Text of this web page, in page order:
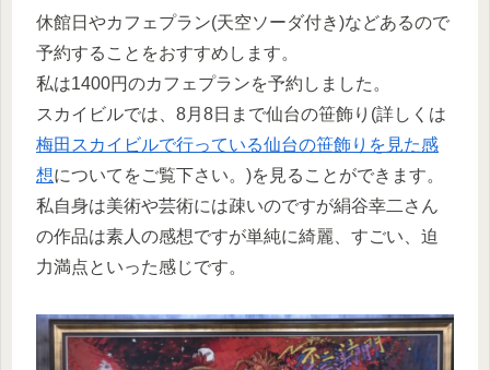
休館日やカフェプラン(天空ソーダ付き)などあるので
予約することをおすすめします。
私は1400円のカフェプランを予約しました。
スカイビルでは、8月8日まで仙台の笹飾り(詳しくは
梅田スカイビルで行っている仙台の笹飾りを見た感
想についてをご覧下さい。)を見ることができます。
私自身は美術や芸術には疎いのですが絹谷幸二さん
の作品は素人の感想ですが単純に綺麗、すごい、迫
力満点といった感じです。